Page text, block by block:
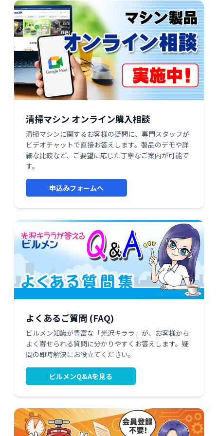
清掃マシン オンライン購入相談
清掃マシンに関するお客様の疑問に、専門スタッフが
ビデオチャットで直接お答えします。製品のデモや詳
細な比較など、ご要望に応じた丁寧なご案内が可能で
す。
申込みフォームへ
よくあるご質問 (FAQ)
ビルメン知識が豊富な「光沢キララ」が、お客様から
よく寄せられる質問に分かりやすくお答えします。疑
問の即時解決にお役立てください。
ビルメンQ&Aを見る